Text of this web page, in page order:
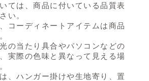
ては、商品に付いている品質表
い。
コーディネートアイテムは商品
の当たり具合やパソコンなどの
実際の色味と異なって見える場
、ハンガー掛けや生地寄り、置